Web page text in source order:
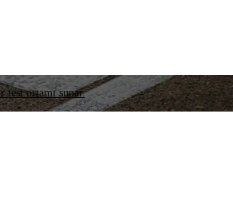
test ortamı sunar.